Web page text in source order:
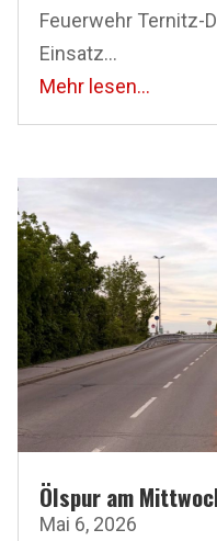
Feuerwehr Ternitz-
Einsatz...
Mehr lesen...
Ölspur am
Mai 6, 2026